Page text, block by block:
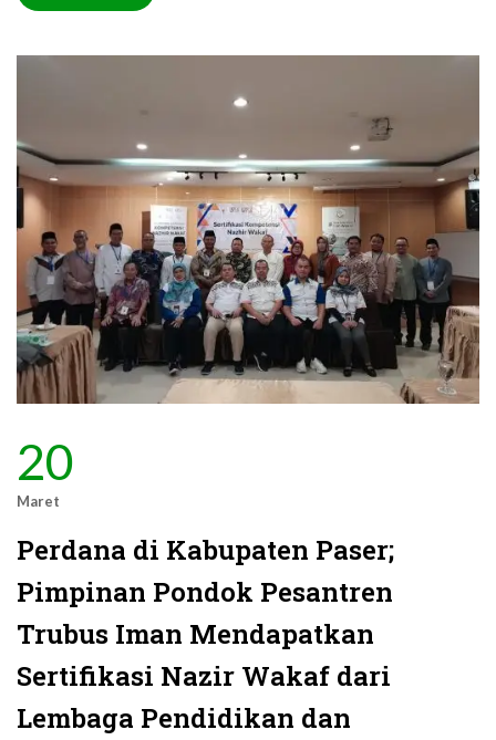
20
Maret
Perdana di Kabupaten Paser;
Pimpinan Pondok Pesantren
Trubus Iman Mendapatkan
Sertifikasi Nazir Wakaf dari
Lembaga Pendidikan dan